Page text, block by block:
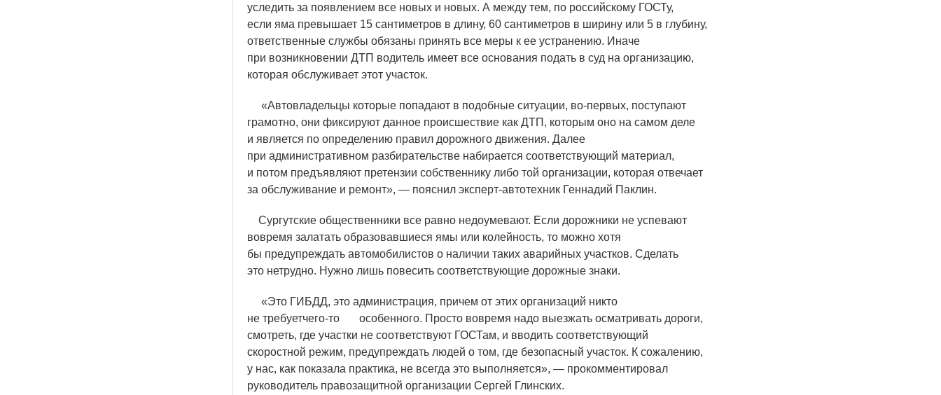
уследить за появлением все новых и новых. А между тем, по российскому ГОСТу,
если яма превышает 15 сантиметров в длину, 60 сантиметров в ширину или 5 в глубину,
ответственные службы обязаны принять все меры к ее устранению. Иначе
при возникновении ДТП водитель имеет все основания подать в суд на организацию,
которая обслуживает этот участок.
«Автовладельцы которые попадают в подобные ситуации, во-первых, поступают
грамотно, они фиксируют данное происшествие как ДТП, которым оно на самом деле
и является по определению правил дорожного движения. Далее
при административном разбирательстве набирается соответствующий материал,
и потом предъявляют претензии собственнику либо той организации, которая отвечает
за обслуживание и ремонт», — пояснил эксперт-автотехник Геннадий Паклин.
Сургутские общественники все равно недоумевают. Если дорожники не успевают
вовремя залатать образовавшиеся ямы или колейность, то можно хотя
бы предупреждать автомобилистов о наличии таких аварийных участков. Сделать
это нетрудно. Нужно лишь повесить соответствующие дорожные знаки.
«Это ГИБДД, это администрация, причем от этих организаций никто
не требуетчего-то особенного. Просто вовремя надо выезжать осматривать дороги,
смотреть, где участки не соответствуют ГОСТам, и вводить соответствующий
скоростной режим, предупреждать людей о том, где безопасный участок. К сожалению,
у нас, как показала практика, не всегда это выполняется», — прокомментировал
руководитель правозащитной организации Сергей Глинских.